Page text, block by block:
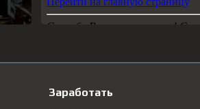
Заработать